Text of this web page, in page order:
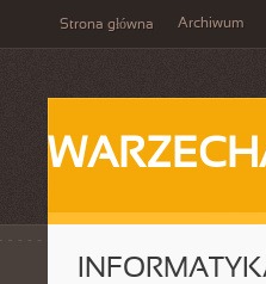
Strona główna Archiwum